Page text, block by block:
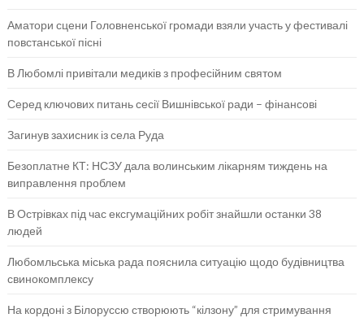
Аматори сцени Головненської громади взяли участь у фестивалі
повстанської пісні
В Любомлі привітали медиків з професійним святом
Серед ключових питань сесії Вишнівської ради – фінансові
Загинув захисник із села Руда
Безоплатне КТ: НСЗУ дала волинським лікарням тиждень на
виправлення проблем
В Острівках під час ексгумаційних робіт знайшли останки 38
людей
Любомльська міська рада пояснила ситуацію щодо будівництва
свинокомплексу
На кордоні з Білоруссю створюють “кілзону” для стримування